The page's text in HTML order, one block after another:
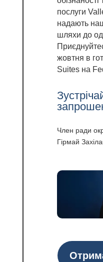
послуги
надають
шляхи до
жовтня в
Suites на
Член ради
Гірмай